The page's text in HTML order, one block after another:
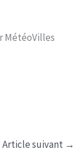
MétéoVilles
Article suivant →